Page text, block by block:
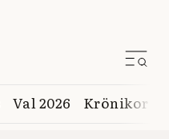
Val 2026 Krönikor